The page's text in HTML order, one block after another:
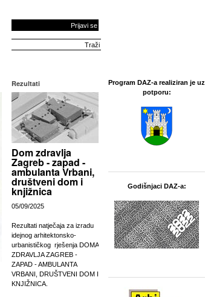
Prijavi se
Rezultati
Dom zdravlja
Zagreb - zapad -
ambulanta Vrbani,
društveni dom i
knjižnica
05/09/2025
Rezultati natječaja za izradu
idejnog arhitektonsko-
urbanističkog rješenja DOMA
ZDRAVLJA ZAGREB -
ZAPAD - AMBULANTA
VRBANI, DRUŠTVENI DOM I
KNJIŽNICA.
Program DAZ-a realiziran je uz
potporu:
Godišnjaci DAZ-a: